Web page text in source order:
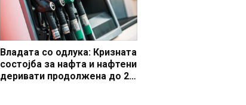
Владата со одлука: Кризната
состојба за нафта и нафтени
деривати продолжена до 20